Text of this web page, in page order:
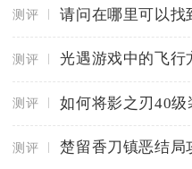
测评
测评 光遇游戏中的飞行
测评 如何将影之刃40
测评 楚留香刀镇恶结局